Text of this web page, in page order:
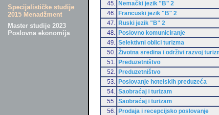
Specijalističke studije
2015 Menadžment
Master studije 2023
Poslovna ekonomija
45.
Nemački jezik "B" 2
46.
Francuski jezik "B" 2
47.
Ruski jezik "B" 2
48.
Poslovno komuniciranje
49.
Selektivni oblici turizma
50.
Životna sredina i održivi razvoj
51.
Preduzetništvo
52.
Preduzetništvo
53.
Poslovanje hotelskih preduzeća
54.
Saobraćaj i turizam
55.
Saobraćaj i turizam
56.
Prodaja i recepcijsko poslovanje